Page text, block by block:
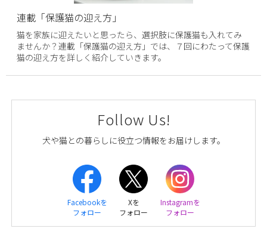
連載「保護猫の迎え方」
猫を家族に迎えたいと思ったら、選択肢に保護猫も入れてみ
ませんか？連載「保護猫の迎え方」では、７回にわたって保護
猫の迎え方を詳しく紹介していきます。
Follow Us!
犬や猫との暮らしに役立つ情報をお届けします。
Facebookを
フォロー
Xを
フォロー
Instagramを
フォロー